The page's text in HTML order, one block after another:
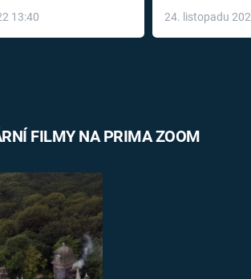
13:40
léky
24. listopadu
FILMY NA PRIMA ZOOM